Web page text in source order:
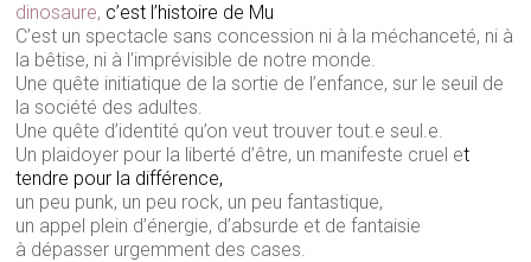
dinosaure, c’est l’histoire de Mu
C’est un spectacle sans concession ni à la méchanceté, ni à
la bêtise, ni à l’imprévisible de notre monde.
Une quête initiatique de la sortie de l’enfance, sur le seuil de
la société des adultes.
Une quête d’identité qu’on veut trouver tout.e seul.e.
Un plaidoyer pour la liberté d’être, un manifeste cruel et
tendre pour la différence,
un peu punk, un peu rock, un peu fantastique,
un appel plein d’énergie, d’absurde et de fantaisie
à dépasser urgemment des cases.